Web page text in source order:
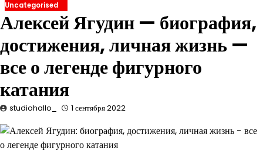
Uncategorised
Алексей Ягудин — биография,
достижения, личная жизнь —
все о легенде фигурного
катания
studiohallo_ 1 сентября 2022